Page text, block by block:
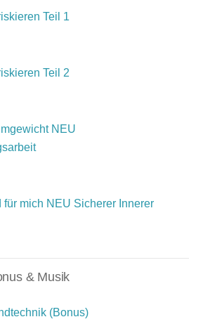
Teil 1
Teil 2
NEU
für mich NEU Sicherer Innerer
& Musik
(Bonus)